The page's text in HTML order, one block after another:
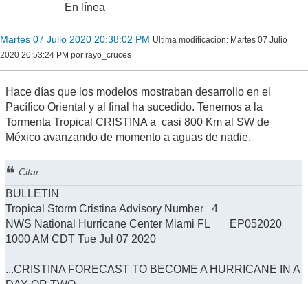
En línea
Martes 07 Julio 2020 20:38:02 PM Ultima modificación: Martes 07 Julio
2020 20:53:24 PM por rayo_cruces
Hace días que los modelos mostraban desarrollo en el
Pacífico Oriental y al final ha sucedido. Tenemos a la
Tormenta Tropical CRISTINA a casi 800 Km al SW de
México avanzando de momento a aguas de nadie.
Citar
BULLETIN
Tropical Storm Cristina Advisory Number 4
NWS National Hurricane Center Miami FL EP052020
1000 AM CDT Tue Jul 07 2020
...CRISTINA FORECAST TO BECOME A HURRICANE IN A